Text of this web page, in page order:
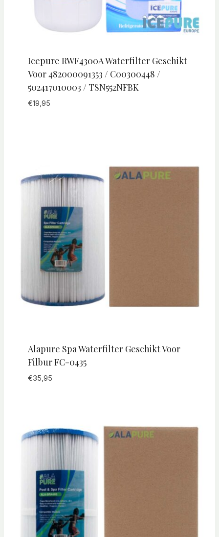
Icepure RWF4300A Waterfilter Geschikt
Voor 482000091353 / C00300448 /
502417010003 / TSN552NFBK
€19,95
Alapure Spa Waterfilter Geschikt Voor
Filbur FC-0435
€35,95